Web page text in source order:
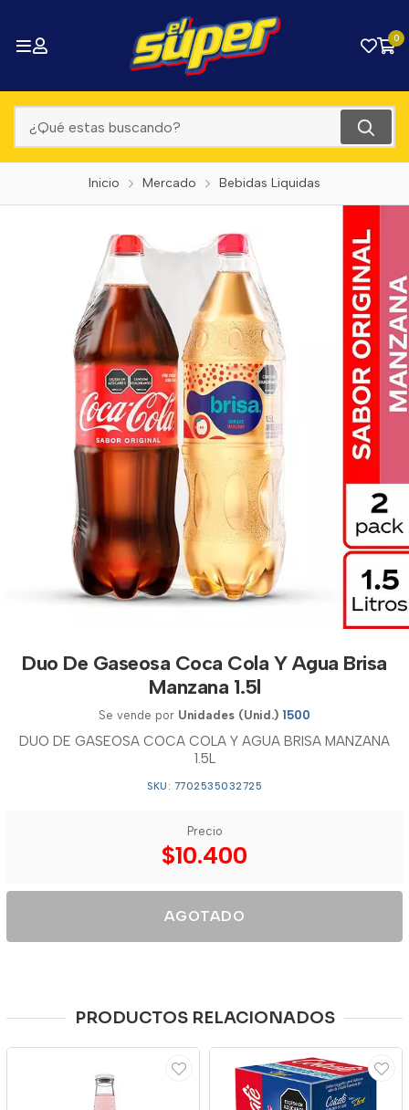
0
Inicio Mercado Bebidas Liquidas
Duo De Gaseosa Coca Cola Y Agua Brisa
Manzana 1.5l
Se vende por Unidades (Unid.) 1500
DUO DE GASEOSA COCA COLA Y AGUA BRISA MANZANA
1.5L
SKU: 7702535032725
Precio
$10.400
AGOTADO
PRODUCTOS RELACIONADOS